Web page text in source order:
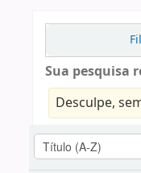
Sua pesquisa
Desculpe,